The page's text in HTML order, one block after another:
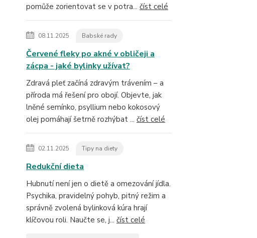
pomůže zorientovat se v potra... číst celé
08.11.2025 Babské rady
Červené fleky po akné v obličeji a
zácpa - jaké bylinky užívat?
Zdravá pleť začíná zdravým trávením – a
příroda má řešení pro obojí. Objevte, jak
lněné semínko, psyllium nebo kokosový
olej pomáhají šetrně rozhýbat ... číst celé
02.11.2025 Tipy na diety
Redukční dieta
Hubnutí není jen o dietě a omezování jídla.
Psychika, pravidelný pohyb, pitný režim a
správně zvolená bylinková kúra hrají
klíčovou roli. Naučte se, j... číst celé